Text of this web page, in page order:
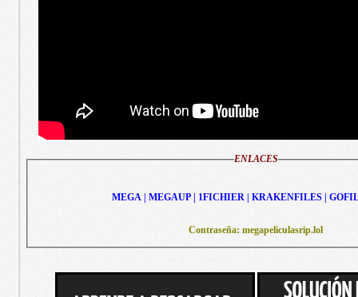
ENLACES
MEGA | MEGAUP | 1FICHIER | KRAKENFILES |
Contraseña: megapeliculasrip.lol